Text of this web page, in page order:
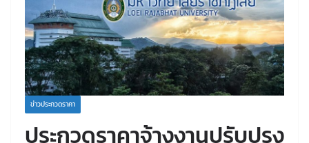
ข่าวประกวดราคา
ประกวดราคาจ้างงานปรับปรุง